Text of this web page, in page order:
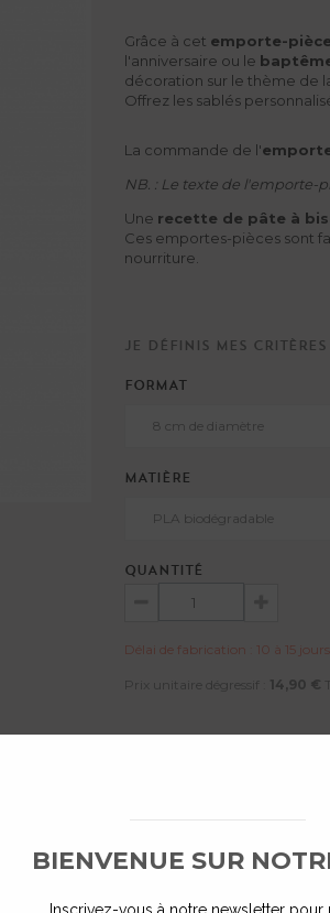
Grâce à cet emporte-
l'anniversaire ou le
décoration sur le thème de
Offrez les sablés
La commande de l'
NB. : Le texte de l'emporte-
Une recette de pâte à
Ces emportes-pièces sont
nourriture.
Je définis mes critères
FORMAT
8 cm de diamètre
MATIÈRE
PLA biodégradable
QUANTITÉ
Délai de fabrication : 10 à 15 jours
Prix unitaire dégressif : 14,90 €
BIENVENUE SUR